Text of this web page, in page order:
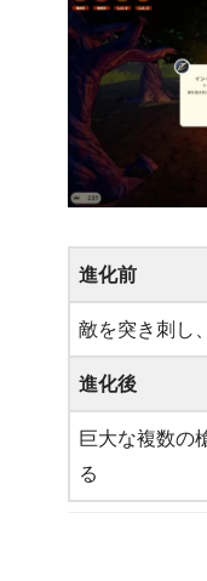
進化前
敵を突き刺し
進化後
巨大な複数の
る